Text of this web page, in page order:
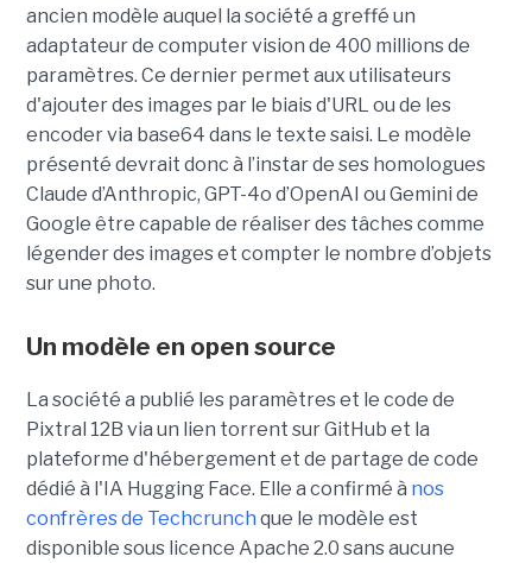
ancien modèle auquel la société a greffé un
adaptateur de computer vision de 400 millions de
paramètres. Ce dernier permet aux utilisateurs
d'ajouter des images par le biais d'URL ou de les
encoder via base64 dans le texte saisi. Le modèle
présenté devrait donc à l’instar de ses homologues
Claude d’Anthropic, GPT-4o d’OpenAI ou Gemini de
Google être capable de réaliser des tâches comme
légender des images et compter le nombre d’objets
sur une photo.
Un modèle en open source
La société a publié les paramètres et le code de
Pixtral 12B via un lien torrent sur GitHub et la
plateforme d'hébergement et de partage de code
dédié à l'IA Hugging Face. Elle a confirmé à nos
confrères de Techcrunch que le modèle est
disponible sous licence Apache 2.0 sans aucune